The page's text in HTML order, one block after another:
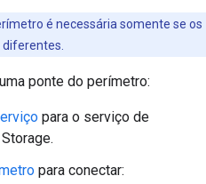
é necessária somente se os
ponte do perímetro:
para o serviço de
para conectar: